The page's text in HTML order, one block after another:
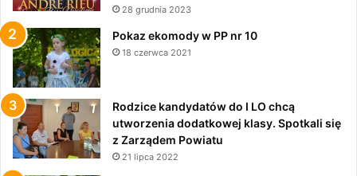
28 grudnia 2023
Pokaz ekomody w PP nr 10
18 czerwca 2021
Rodzice kandydatów do I LO chcą
utworzenia dodatkowej klasy. Spotkali się
z Zarządem Powiatu
21 lipca 2022